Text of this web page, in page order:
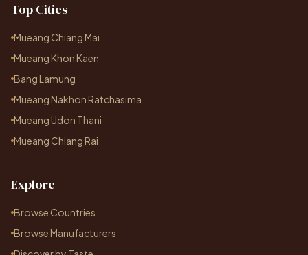
Top Cities
Mueang Chiang Mai
Mueang Khon Kaen
Bang Lamung
Mueang Nakhon Ratchasima
Mueang Udon Thani
Mueang Chiang Rai
Explore
Browse Countries
Browse Manufacturers